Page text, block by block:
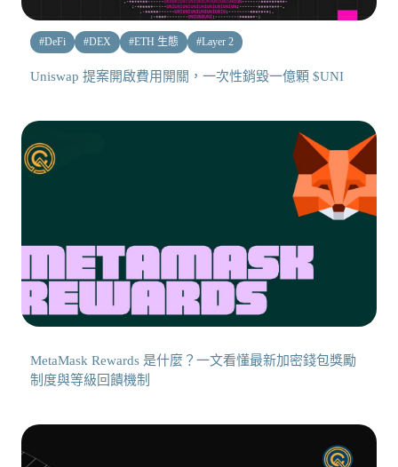
#DeFi #DEX #ETH 生態 #Layer 2
Uniswap 提案開啟費用開關，一次性銷毀一億顆 $UNI
MetaMask Rewards 是什麼？一文看懂最新加密錢包獎勵
制度與等級回饋機制